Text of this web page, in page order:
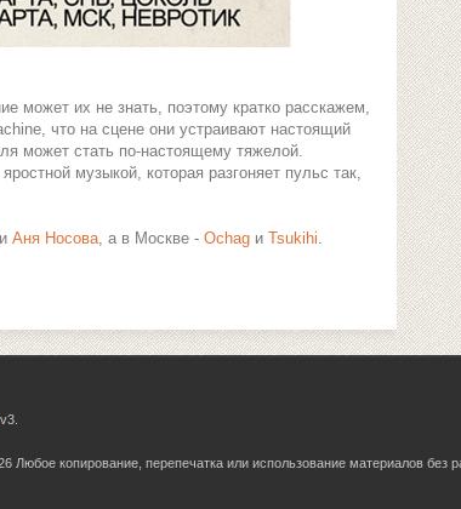
может их не знать, поэтому кратко расскажем,
что на сцене они устраивают настоящий
может стать по-настоящему тяжелой.
музыкой, которая разгоняет пульс так,
Аня Носова, а в Москве - Ochag и Tsukihi.
v3.
Любое копирование, перепечатка или использование материалов без